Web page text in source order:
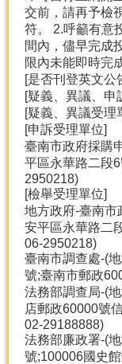
交前，請再予檢
符。 2.呼籲有意
間內，儘早完成
限內未能即時完
[是否刊登英文公
[疑義、異議、申
[疑義、異議受理
[申訴受理單位]
臺南市政府採購
平區永華路二段
2950218)
[檢舉受理單位]
地方政府-臺南市
安平區永華路二
06-2950218)
臺南市調查處-(
號;臺南市郵政
法務部調查局-(
店郵政60000號
02-29188888)
法務部廉政署-(
號;100006國史